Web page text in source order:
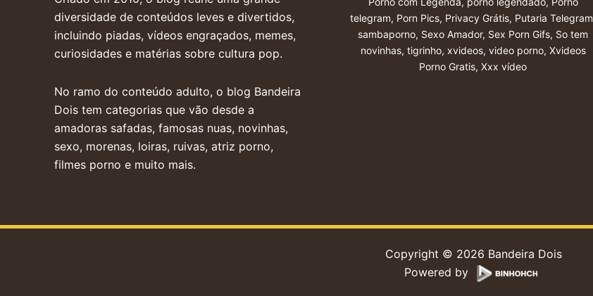
diversidade de conteúdos leves e divertidos,
incluindo piadas, vídeos engraçados, memes,
curiosidades e matérias sobre cultura pop.
No ramo do conteúdo adulto, o blog Bandeira
Dois tem categorias que vão desde a
amadoras safadas, famosas nuas, novinhas,
sexo, morenas, loiras, ruivas, atriz porno,
filmes porno e muito mais.
telegram, Porn Pics, Privacy Grátis, Putaria Telegram
sambaporno, Sexo Amador, Sex Porn Gifs, So tem
novinhas, tigrinho, xvideos, video porno, Xvideos
Porno Gratis,Xxx vídeo
Copyright © 2026 Bandeira Dois
Powered by